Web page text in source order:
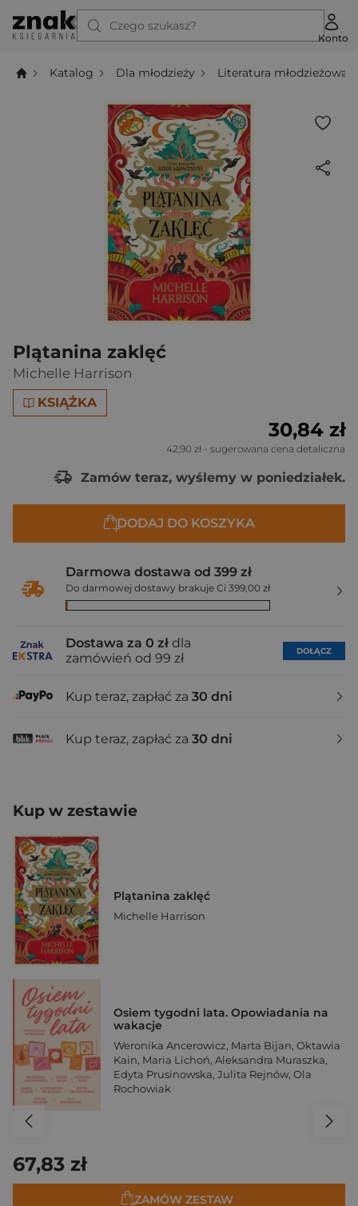
Czego szukasz?
Konto
Katalog Dla młodzieży Literatura młodzieżowa
Plątanina zaklęć
Michelle Harrison
KSIĄŻKA
30,84 zł
42,90 zł - sugerowana cena detaliczna
Zamów teraz, wyślemy w poniedziałek.
DODAJ DO KOSZYKA
Darmowa dostawa od 399 zł
Do darmowej dostawy brakuje Ci 399,00 zł
Dostawa za 0 zł dla
zamówień od 99 zł
DOŁĄCZ
Kup teraz, zapłać za 30 dni
Kup teraz, zapłać za 30 dni
Kup w zestawie
Plątanina zaklęć
Michelle Harrison
Osiem tygodni lata. Opowiadania na
wakacje
Weronika Ancerowicz, Marta Bijan, Oktawia
Kain, Maria Lichoń, Aleksandra Muraszka,
Edyta Prusinowska, Julita Rejnów, Ola
Rochowiak
67,83 zł
ZAMÓW ZESTAW